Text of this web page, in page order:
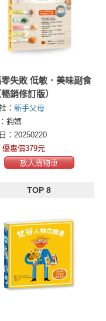
失敗 低敏．美味副食
銷修訂版）
： 新手父母
鈞媽
：20250220
優惠價379元
放入購物車
TOP 8